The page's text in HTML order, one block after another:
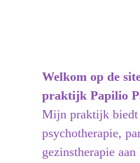
Welkom op de
praktijk Papilio
Mijn praktijk
psychotherapie,
gezinstherapie